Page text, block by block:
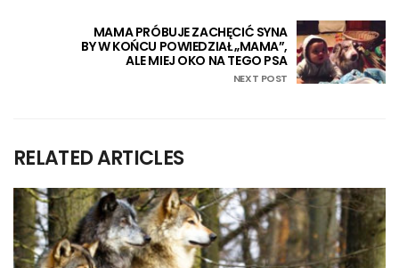
MAMA PRÓBUJE ZACHĘCIĆ SYNA
BY W KOŃCU POWIEDZIAŁ „MAMA”,
ALE MIEJ OKO NA TEGO PSA
NEXT POST
RELATED ARTICLES